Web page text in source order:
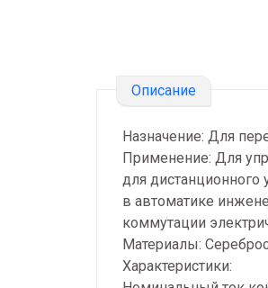
Описание
Назначение: Для
Применение: Для
для дистанционного
в автоматике
коммутации
Материалы:
Характеристики: